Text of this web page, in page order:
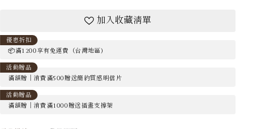
加入收藏清單
優惠折扣
📦滿1200享有免運費（台灣地區)
活動贈品
滿額贈｜消費滿500贈送簡約質感明信片
活動贈品
滿額贈｜消費滿1000贈送插畫支撐架